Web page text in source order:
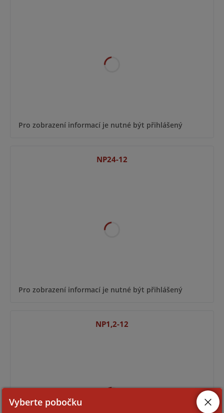
Pro zobrazení informací je nutné být přihlášený
NP24-12
Pro zobrazení informací je nutné být přihlášený
NP1,2-12
Vyberte pobočku